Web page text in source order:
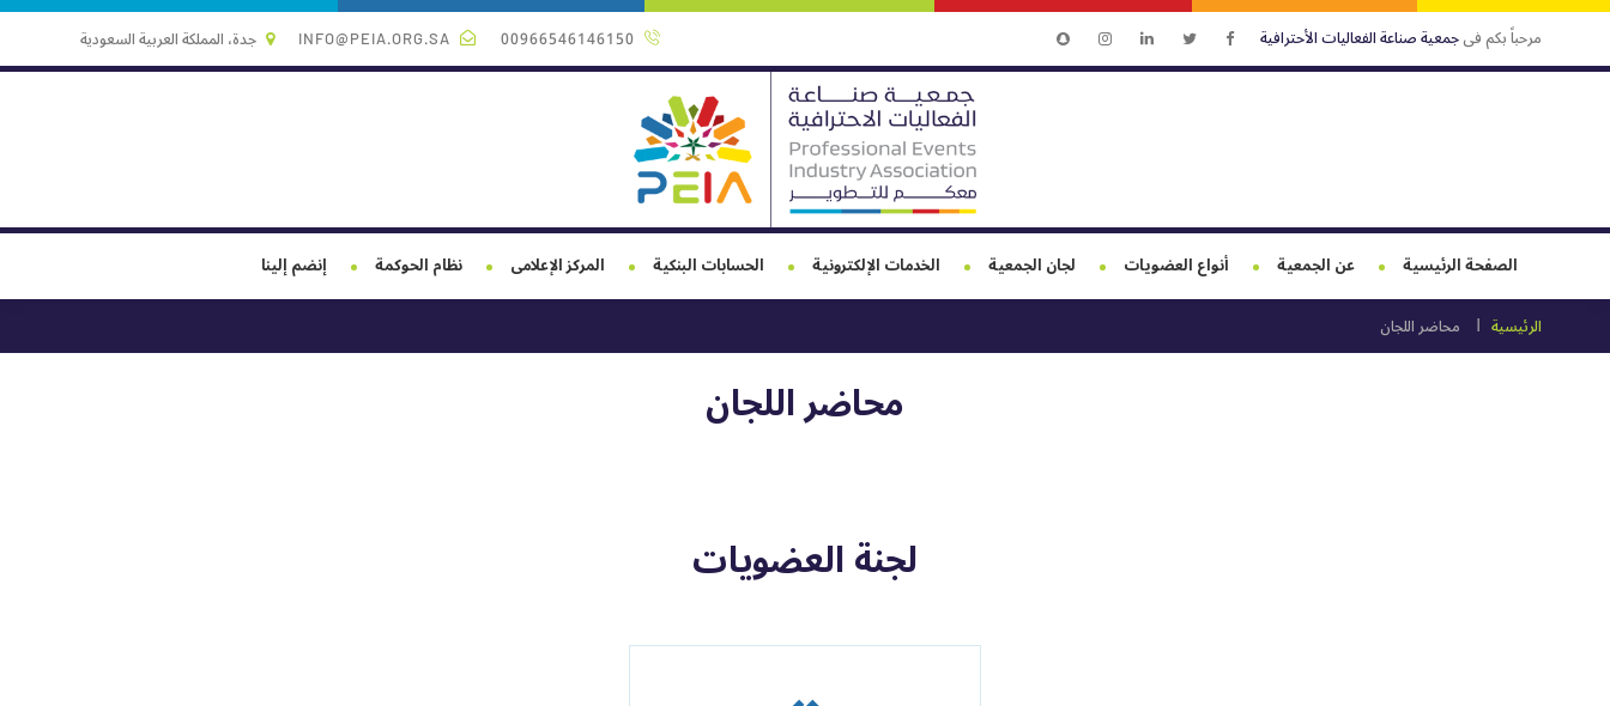
مرحباً بكم فىجمعية صناعة الفعاليات الأحترافية 00966546146150
INFO@PEIA.ORG.SA جدة، المملكة العربية السعودية
الصفحة الرئيسية عن الجمعية أنواع العضويات لجان الجمعية الخدمات الإلكترونية الحسابات البنكية المركز الإعلامى نظام الحوكمة
إنضم إلينا
الرئيسية
محاضر اللجان
محاضر اللجان
لجنة العضويات